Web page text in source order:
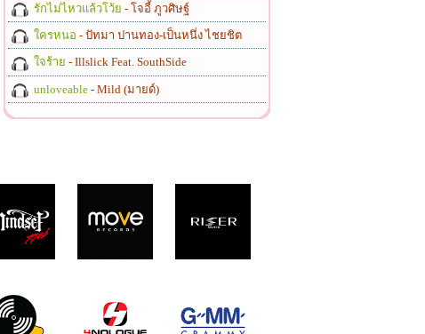
รักไม่ไหวแล้วโว้ย - โจอี้ ภูวศิษฐ์
ใครหนอ - ปัทมา ปานทอง-เป็นหนึ่ง ไชยชิต
ใจร้าย - Illslick Feat. SouthSide
unloveable - Mild (มายด์)